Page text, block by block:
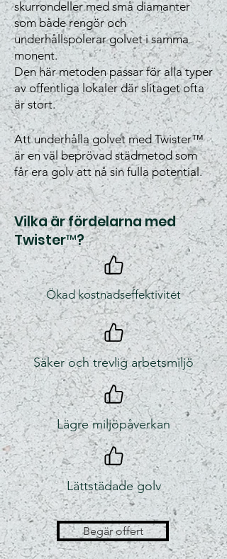
skurrondeller med små diamanter
som både rengör och
underhållspolerar golvet i samma
monent.
Den här metoden passar för alla typer
av offentliga lokaler där slitaget ofta
är stort.
Att underhålla golvet med Twister™
är en väl beprövad städmetod som
får era golv att nå sin fulla potential.
Vilka är fördelarna med
Twister™?
Ökad kostnadseffektivitet
Säker och trevlig arbetsmiljö
Lägre miljöpåverkan
Lättstädade golv
Begär offert